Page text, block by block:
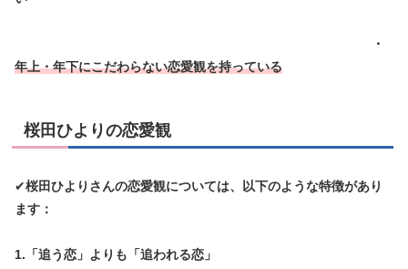
・
年上・年下にこだわらない恋愛観を持っている
桜田ひよりの恋愛観
✔桜田ひよりさんの恋愛観については、以下のような特徴があり
ます：
1.「追う恋」よりも「追われる恋」